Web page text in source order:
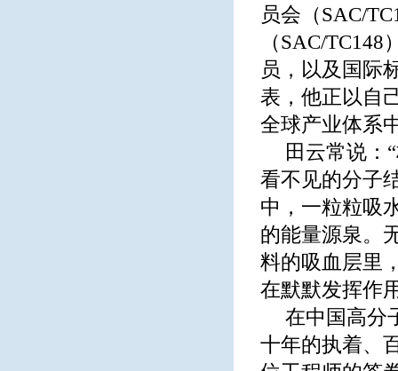
员会（SAC/
（SAC/
员，以及国际
表，他正以自
全球产业体系
田云常说：
看不见的分子
中，一粒粒吸
的能量源泉。
料的吸血层里
在默默发挥作
在中国高分
十年的执着、